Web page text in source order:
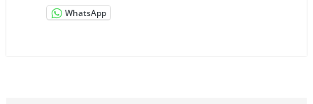
WhatsApp